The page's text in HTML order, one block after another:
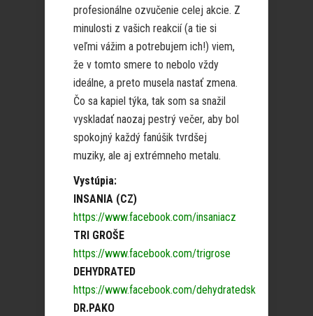
profesionálne ozvučenie celej akcie. Z
minulosti z vašich reakcií (a tie si
veľmi vážim a potrebujem ich!) viem,
že v tomto smere to nebolo vždy
ideálne, a preto musela nastať zmena.
Čo sa kapiel týka, tak som sa snažil
vyskladať naozaj pestrý večer, aby bol
spokojný každý fanúšik tvrdšej
muziky, ale aj extrémneho metalu.
Vystúpia:
INSANIA (CZ)
https://www.facebook.com/insaniacz
TRI GROŠE
https://www.facebook.com/trigrose
DEHYDRATED
https://www.facebook.com/dehydratedsk
DR.PAKO